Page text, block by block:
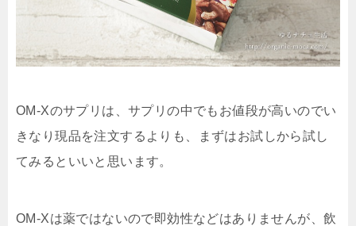
OM-Xのサプリは、サプリの中でもお値段が高いのでい
きなり現品を注文するよりも、まずはお試しから試し
てみるといいと思います。
OM-Xは薬ではないので即効性などはありませんが、飲